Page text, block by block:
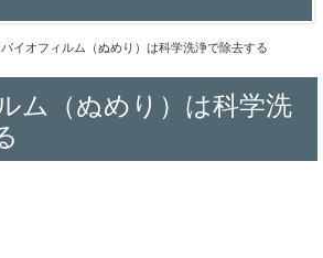
イオフィルム（ぬめり）は科学洗浄で除去する
ム（ぬめり）は科学洗